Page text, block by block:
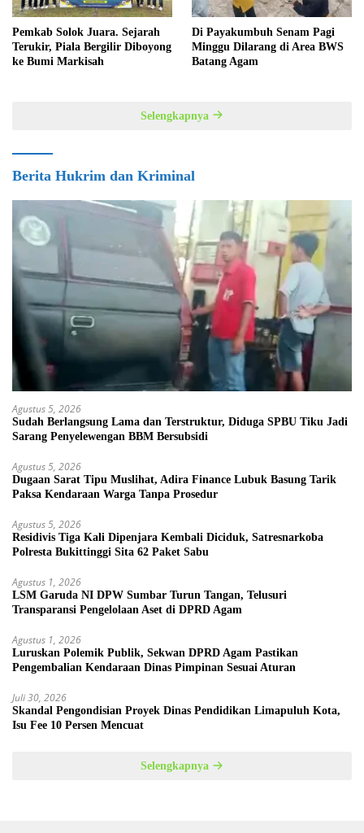
Pemkab Solok Juara. Sejarah
Terukir, Piala Bergilir Diboyong
ke Bumi Markisah
Di Payakumbuh Senam Pagi
Minggu Dilarang di Area BWS
Batang Agam
Selengkapnya
Berita Hukrim dan Kriminal
Agustus 5, 2026
Sudah Berlangsung Lama dan Terstruktur, Diduga SPBU Tiku Jadi
Sarang Penyelewengan BBM Bersubsidi
Agustus 5, 2026
Dugaan Sarat Tipu Muslihat, Adira Finance Lubuk Basung Tarik
Paksa Kendaraan Warga Tanpa Prosedur
Agustus 5, 2026
Residivis Tiga Kali Dipenjara Kembali Diciduk, Satresnarkoba
Polresta Bukittinggi Sita 62 Paket Sabu
Agustus 1, 2026
LSM Garuda NI DPW Sumbar Turun Tangan, Telusuri
Transparansi Pengelolaan Aset di DPRD Agam
Agustus 1, 2026
Luruskan Polemik Publik, Sekwan DPRD Agam Pastikan
Pengembalian Kendaraan Dinas Pimpinan Sesuai Aturan
Juli 30, 2026
Skandal Pengondisian Proyek Dinas Pendidikan Limapuluh Kota,
Isu Fee 10 Persen Mencuat
Selengkapnya